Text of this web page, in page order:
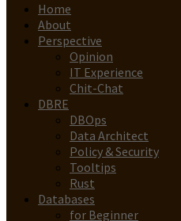
Home
About
Perspective
Opinion
IT Experience
Chit-Chat
DBRE
DBOps
Data Architect
Policy & Security
Tooltips
Rust
Databases
for Beginner